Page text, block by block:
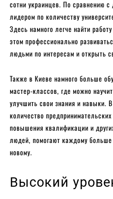
сотни украинцев. По сравнению с
лидером по количеству
Здесь намного легче найти
этом профессионально
людьми по интересам и открыть
Также в Киеве намного больше
мастер-классов, где можно
улучшить свои знания и навыки.
количество
повышения квалификации и
людей, помогают каждому больше
новому.
Высокий